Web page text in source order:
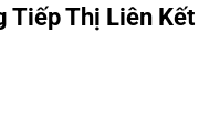
Tiếp Thị Liên Kết